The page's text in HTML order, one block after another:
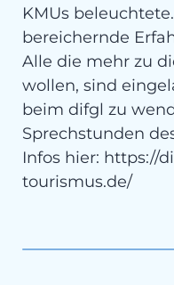
KMUs
bereichernde
Alle die mehr zu
wollen, sind
beim difgl zu
Sprechstunden
Infos hier: https://
tourismus.de/